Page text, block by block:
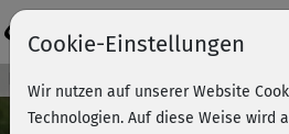
Kursvorschau - Jetzt mitmachen!
Cookie-Einstellungen
Wir nutzen auf unserer Website
Technologien. Auf diese Weise wird